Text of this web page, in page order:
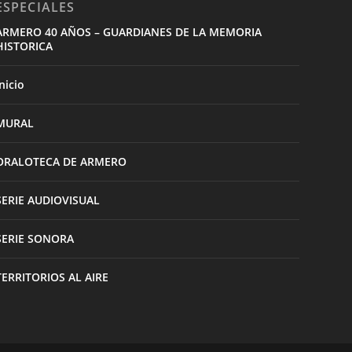
40 AÑOS – GUARDIANES DE LA MEMORIA
DE ARMERO
AUDIOVISUAL
SONORA
AL AIRE